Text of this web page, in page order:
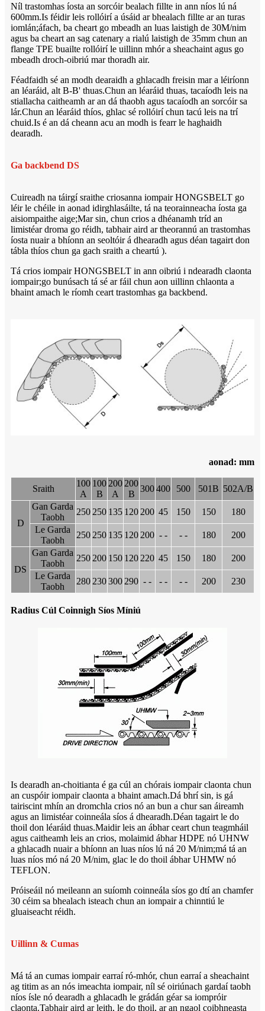
Níl trastomhas íosta an sorcóir bealach fillte in ann níos lú ná
600mm.Is féidir leis rollóirí a úsáid ar bhealach fillte ar an turas
iomlán;áfach, ba cheart go mbeadh an luas laistigh de 30M/nim
agus ba cheart an sag catenary a rialú laistigh de 35mm chun an
flange TPE buailte rollóirí le uillinn mhór a sheachaint agus go
mbeadh droch-oibriú mar thoradh air.
Féadfaidh sé an modh dearaidh a ghlacadh freisin mar a léiríonn
an léaráid, alt B-B' thuas.Chun an léaráid thuas, tacaíodh leis na
stiallacha caitheamh ar an dá thaobh agus tacaíodh an sorcóir sa
lár.Chun an léaráid thíos, ghlac sé rollóirí chun tacú leis na trí
chuid.Is é an dá cheann acu an modh is fearr le haghaidh
dearadh.
Ga backbend DS
Cuireadh na táirgí sraithe criosanna iompair HONGSBELT go
léir le chéile in aonad idirghlasáilte, tá na teorainneacha íosta ga
aisiompaithe aige;Mar sin, chun crios a dhéanamh tríd an
limistéar droma go réidh, tabhair aird ar theorannú an trastomhas
íosta nuair a bhíonn an seoltóir á dhearadh agus déan tagairt don
tábla thíos chun ga gach sraith a cheartú ).
Tá crios iompair HONGSBELT in ann oibriú i ndearadh claonta
iompair;go bunúsach tá sé ar fáil chun aon uillinn chlaonta a
bhaint amach le ríomh ceart trastomhas ga backbend.
aonad: mm
Sraith
100
A
100
B
200
A
200
B
300400 500 501B 502A/B
D
Gan Garda
Taobh
250 250 135 120 200 45 150 150
180
Le Garda
Taobh
250 250 135 120 200 - - - - 180 200
DS
Gan Garda
Taobh
250 200 150 120 220 45 150 180
200
Le Garda
Taobh
280 230300 290 - - - - - - 200 230
Radius Cúl Coinnigh Síos Míniú
Is dearadh an-choitianta é ga cúl an chórais iompair claonta chun
an cuspóir iompair claonta a bhaint amach.Dá bhrí sin, is gá
tairiscint mhín an dromchla crios nó an bun a chur san áireamh
agus an limistéar coinneála síos á dhearadh.Déan tagairt le do
thoil don léaráid thuas.Maidir leis an ábhar ceart chun teagmháil
agus caitheamh leis an crios, molaimid ábhar HDPE nó UHNW
a ghlacadh nuair a bhíonn an luas níos lú ná 20 M/nim;má tá an
luas níos mó ná 20 M/nim, glac le do thoil ábhar UHMW nó
TEFLON.
Próiseáil nó meileann an suíomh coinneála síos go dtí an chamfer
30 céim sa bhealach isteach chun an iompair a chinntiú le
gluaiseacht réidh.
Uillinn & Cumas
Má tá an cumas iompair earraí ró-mhór, chun earraí a sheachaint
ag titim as an nós imeachta iompair, níl sé oiriúnach gardaí taobh
níos ísle nó dearadh a ghlacadh le grádán géar sa iompróir
claonta.Tabhair aird ar leith, le do thoil, ar an ngaol coibhneasta